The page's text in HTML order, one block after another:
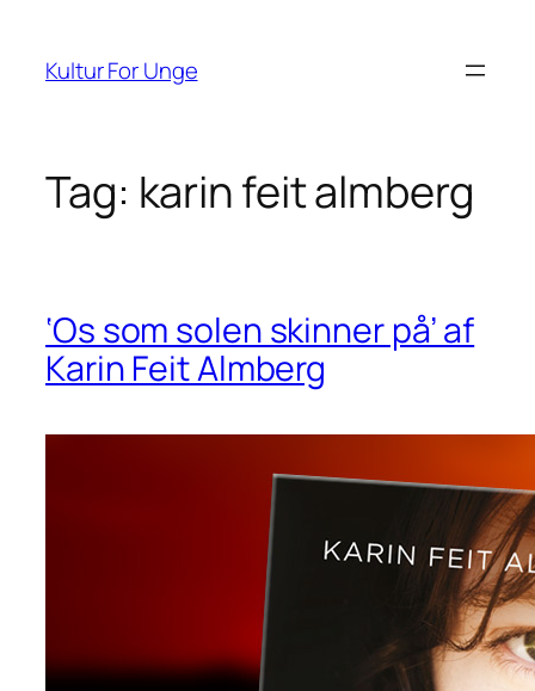
indhold
Kultur For Unge
Tag: karin feit almberg
‘Os som solen skinner på’ af
Karin Feit Almberg